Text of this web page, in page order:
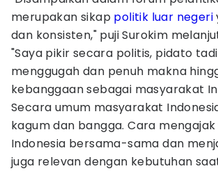
merupakan sikap politik luar negeri
dan konsisten," puji Surokim
"Saya pikir secara politis, pidato
menggugah dan penuh makna
kebanggaan sebagai masyarakat
Secara umum masyarakat
kagum dan bangga. Cara
Indonesia bersama-sama dan
juga relevan dengan kebutuhan